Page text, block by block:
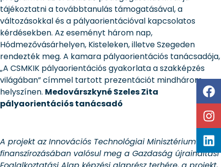
tájékoztatni a továbbtanulás támogatásával, a
változásokkal és a pályaorientációval kapcsolatos
kérdésekben. Az eseményt három nap,
Hódmezővásárhelyen, Kisteleken, illetve Szegeden
rendezték meg. A kamara pályaorientációs tanácsadója,
„A CSMKIK pályaorientációs gyakorlata a szakképzés
világában” címmel tartott prezentációt mindhárom
helyszínen. Medovárszkyné Szeles Zita
pályaorientációs tanácsadó
A projekt az Innovációs Technológiai Minisztérium
finanszírozásában valósul meg a Gazdaság újraindítási